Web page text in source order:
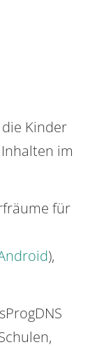
Kinder
im
für
),